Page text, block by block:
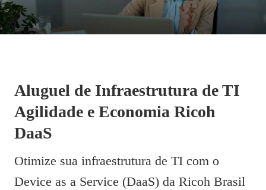
Aluguel de Infraestrutura de TI
Agilidade e Economia Ricoh
DaaS
Otimize sua infraestrutura de TI com o
Device as a Service (DaaS) da Ricoh Brasil